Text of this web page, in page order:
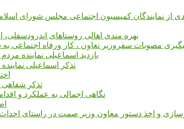
بهره مندی اهالی روستاهای
مصوبات سفروزیر تعاون ، کار ورفاه اجتماعی به
بازدید اسماعیلی نماینده
تذکر اسماعیلی
اختصاص ۱۰۰
تذکر شفاهی
نگاهی اجمالی به عملکرد و
و اخذ دستور معاون وزیر صمت در راستای